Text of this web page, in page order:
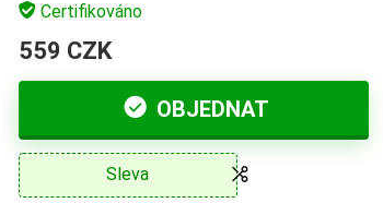
Certifikováno
559 CZK
OBJEDNAT
Sleva